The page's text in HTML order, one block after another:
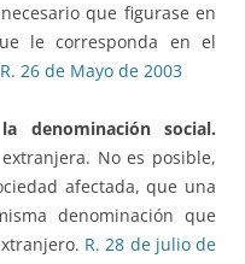
que figurase en
le corresponda en el
R. 26 de Mayo de 2003
denominación social.
No es posible,
afectada, que una
denominación que
R. 28 de julio de